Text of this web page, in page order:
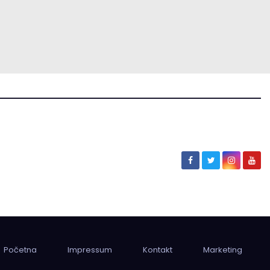
Početna Impressum Kontakt Marketing